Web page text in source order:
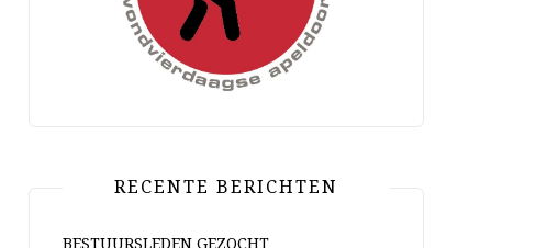
RECENTE BERICHTEN
BESTUURSLEDEN GEZOCHT